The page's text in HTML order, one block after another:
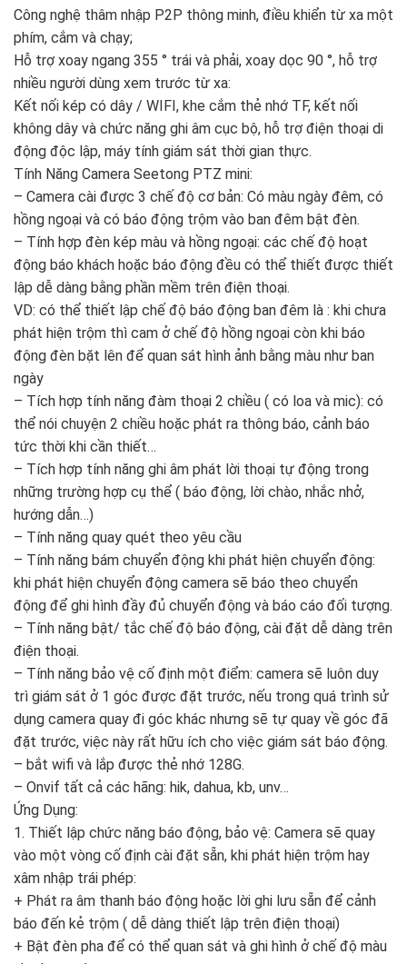
Công nghệ thâm nhập P2P thông minh, điều khiển từ xa một
phím, cắm và chạy;
Hỗ trợ xoay ngang 355 ° trái và phải, xoay dọc 90 °, hỗ trợ
nhiều người dùng xem trước từ xa:
Kết nối kép có dây / WIFI, khe cắm thẻ nhớ TF, kết nối
không dây và chức năng ghi âm cục bộ, hỗ trợ điện thoại di
động độc lập, máy tính giám sát thời gian thực.
Tính Năng Camera Seetong PTZ mini:
– Camera cài được 3 chế độ cơ bản: Có màu ngày đêm, có
hồng ngoại và có báo động trộm vào ban đêm bật đèn.
– Tính hợp đèn kép màu và hồng ngoại: các chế độ hoạt
động báo khách hoặc báo động đều có thể thiết được thiết
lập dễ dàng bằng phần mềm trên điện thoại.
VD: có thể thiết lập chế độ báo động ban đêm là : khi chưa
phát hiện trộm thì cam ở chế độ hồng ngoại còn khi báo
động đèn bặt lên để quan sát hình ảnh bằng màu như ban
ngày
– Tích hợp tính năng đàm thoại 2 chiều ( có loa và mic): có
thể nói chuyện 2 chiều hoặc phát ra thông báo, cảnh báo
tức thời khi cần thiết…
– Tích hợp tính năng ghi âm phát lời thoại tự động trong
những trường hợp cụ thể ( báo động, lời chào, nhắc nhở,
hướng dẫn…)
– Tính năng quay quét theo yêu cầu
– Tính năng bám chuyển động khi phát hiện chuyển động:
khi phát hiện chuyển động camera sẽ báo theo chuyển
động để ghi hình đầy đủ chuyển động và báo cáo đối tượng.
– Tính năng bật/ tắc chế độ báo động, cài đặt dễ dàng trên
điện thoại.
– Tính năng bảo vệ cố định một điểm: camera sẽ luôn duy
trì giám sát ở 1 góc được đặt trước, nếu trong quá trình sử
dụng camera quay đi góc khác nhưng sẽ tự quay về góc đã
đặt trước, việc này rất hữu ích cho việc giám sát báo động.
– bắt wifi và lắp được thẻ nhớ 128G.
– Onvif tất cả các hãng: hik, dahua, kb, unv…
Ứng Dụng:
1. Thiết lập chức năng báo động, bảo vệ: Camera sẽ quay
vào một vòng cố định cài đặt sẵn, khi phát hiện trộm hay
xâm nhập trái phép:
+ Phát ra âm thanh báo động hoặc lời ghi lưu sẵn để cảnh
báo đến kẻ trộm ( dễ dàng thiết lập trên điện thoại)
+ Bật đèn pha để có thể quan sát và ghi hình ở chế độ màu